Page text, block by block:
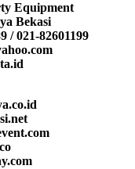
Equipment
Bekasi
/ 021-82601199